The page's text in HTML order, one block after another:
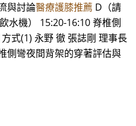
與討論醫療護膝推薦 D（請
水機） 15:20-16:10 脊椎側
式(1) 永野 徹 張誌剛 理事長
側彎夜間背架的穿著評估與